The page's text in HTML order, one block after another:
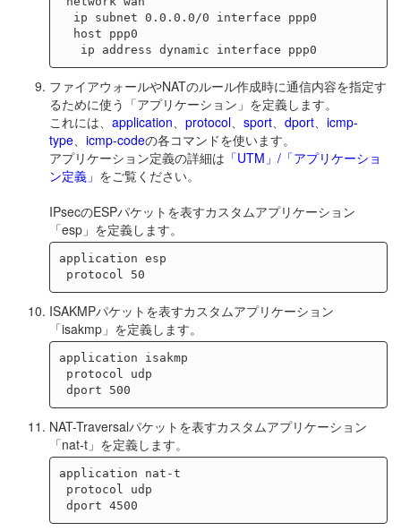
ファイアウォールやNATのルール作成時に通信内容を指定す
るために使う「アプリケーション」を定義します。
これには、 application protocol sport dport
icmp-
type
icmp-codeの各コマンドを使います。
アプリケーション定義の詳細は 「UTM」/「アプリケーショ
ン定義」 をご覧ください。
IPsecのESPパケットを表すカスタムアプリケーション
「esp」を定義します。
application esp
ISAKMPパケットを表すカスタムアプリケーション
「isakmp」を定義します。
application isakmp
NAT-Traversalパケットを表すカスタムアプリケーション
「nat-t」を定義します。
application nat-t